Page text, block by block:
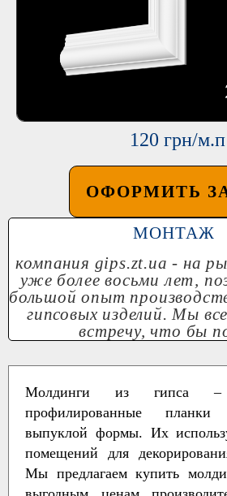
120 грн/м.п
ОФОРМИТЬ
МОНТАЖ
компания gips.zt.ua - на
уже более восьми лет,
большой опыт
гипсовых изделий. Мы
встречу, что бы
Молдинги из гипса
профилированные
выпуклой формы. Их
помещений для
Мы предлагаем купить